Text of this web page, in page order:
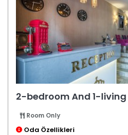
2-bedroom And 1-living
Room Only
Oda Özellikleri